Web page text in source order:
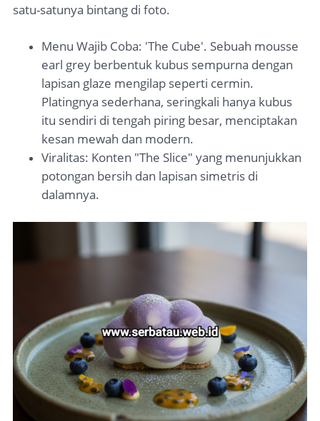
satu-satunya bintang di foto.
Menu Wajib Coba: 'The Cube'. Sebuah mousse
earl grey berbentuk kubus sempurna dengan
lapisan glaze mengilap seperti cermin.
Platingnya sederhana, seringkali hanya kubus
itu sendiri di tengah piring besar, menciptakan
kesan mewah dan modern.
Viralitas: Konten "The Slice" yang menunjukkan
potongan bersih dan lapisan simetris di
dalamnya.